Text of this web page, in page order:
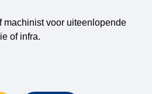
voor uiteenlopende
of infra.